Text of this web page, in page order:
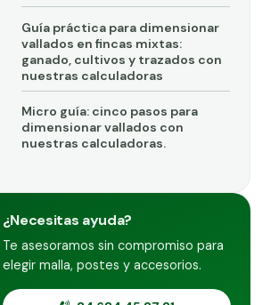
Guía práctica para dimensionar
vallados en fincas mixtas:
ganado, cultivos y trazados con
nuestras calculadoras
Micro guía: cinco pasos para
dimensionar vallados con
nuestras calculadoras.
¿Necesitas ayuda?
Te asesoramos sin compromiso para
elegir malla, postes y accesorios.